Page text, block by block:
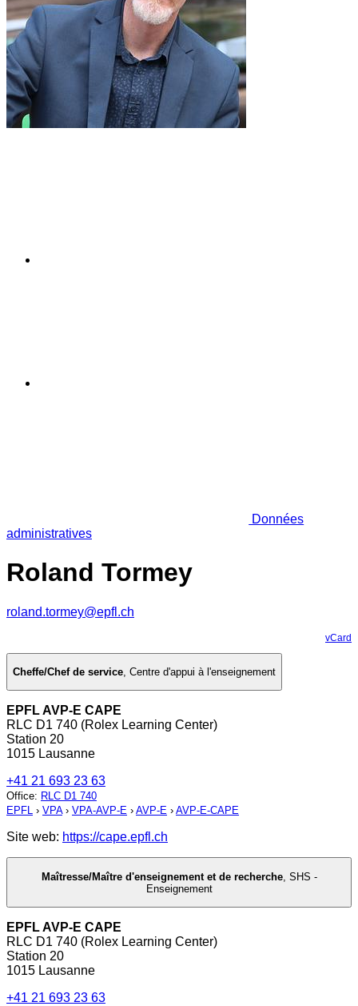
Données
administratives
Roland Tormey
roland.tormey@epfl.ch
vCard
Cheffe/Chef de service, Centre d'appui à l'enseignement
EPFL AVP-E CAPE
RLC D1 740 (Rolex Learning Center)
Station 20
1015 Lausanne
+41 21 693 23 63
Office: RLC D1 740
EPFL › VPA› VPA-AVP-E › AVP-E › AVP-E-CAPE
Site web: https://cape.epfl.ch
Maîtresse/Maître d'enseignement et de recherche, SHS -
Enseignement
EPFL AVP-E CAPE
RLC D1 740 (Rolex Learning Center)
Station 20
1015 Lausanne
+41 21 693 23 63